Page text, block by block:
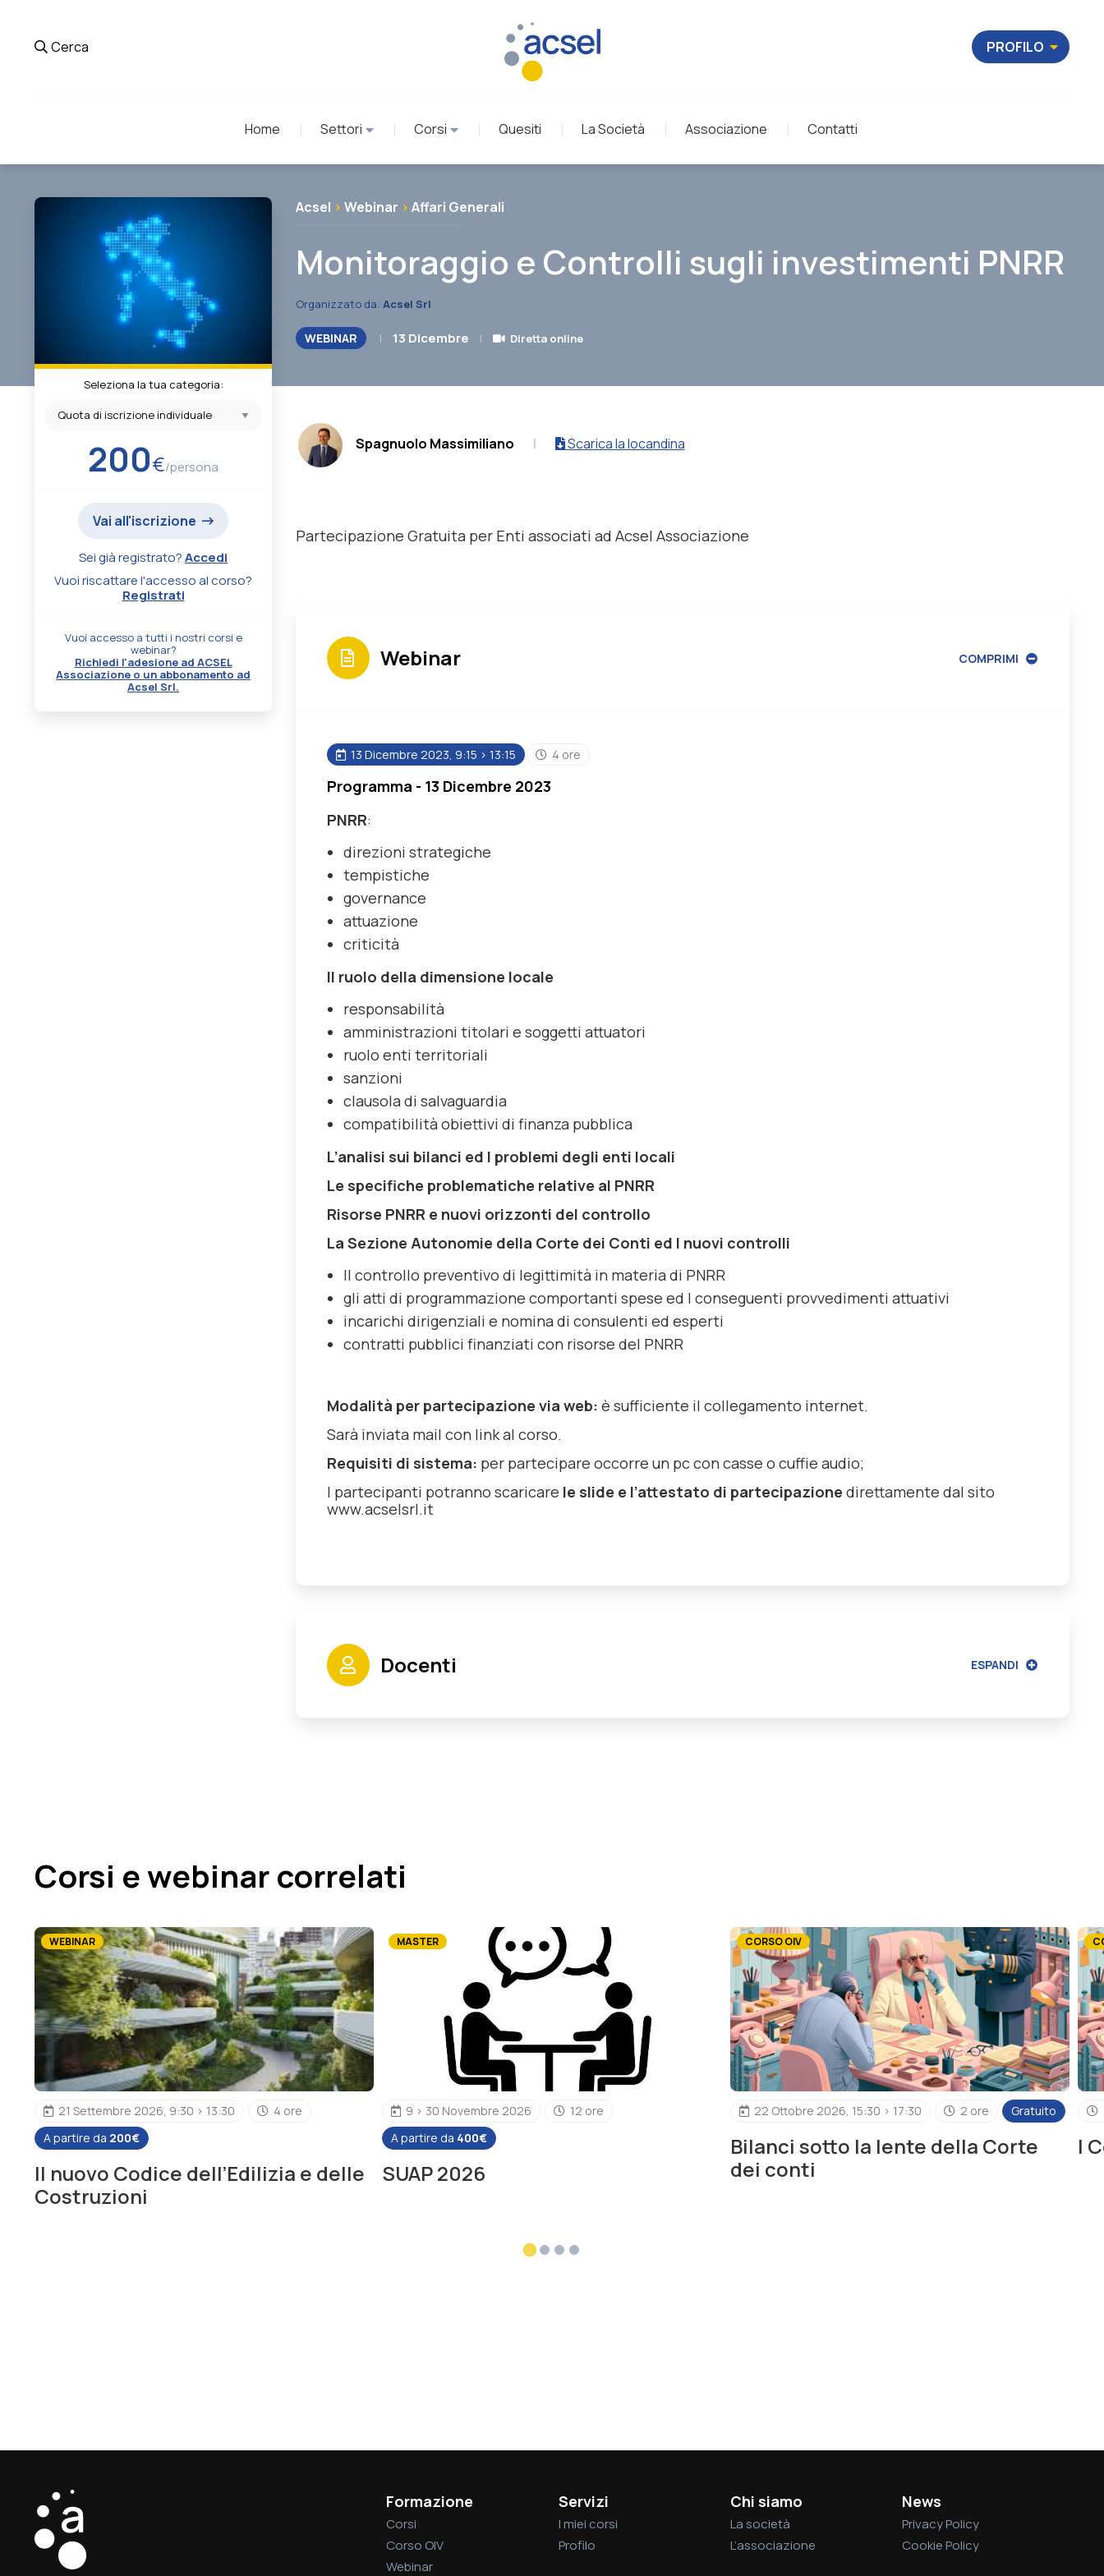
Cerca PROFILO
Home Settori Corsi Quesiti La Società Associazione Contatti
Seleziona la tua categoria:
200€/persona
Vai all'iscrizione
Sei già registrato?Accedi
Vuoi riscattare l'accesso al corso?
Registrati
Vuoi accesso a tutti i nostri corsi e
webinar?
Richiedi l'adesione ad ACSEL
Associazione o un abbonamento ad
Acsel Srl.
Acsel > Webinar > Affari Generali
Monitoraggio e Controlli sugli investimenti PNRR
Organizzato da: Acsel Srl
WEBINAR | 13 Dicembre | Diretta online
Spagnuolo Massimiliano
| Scarica la locandina
Partecipazione Gratuita per Enti associati ad Acsel Associazione
Webinar COMPRIMI
13 Dicembre 2023, 9:15 > 13:15 4 ore
Programma - 13 Dicembre 2023
PNRR:
direzioni strategiche
tempistiche
governance
attuazione
criticità
Il ruolo della dimensione locale
responsabilità
amministrazioni titolari e soggetti attuatori
ruolo enti territoriali
sanzioni
clausola di salvaguardia
compatibilità obiettivi di finanza pubblica
L’analisi sui bilanci ed I problemi degli enti locali
Le specifiche problematiche relative al PNRR
Risorse PNRR e nuovi orizzonti del controllo
La Sezione Autonomie della Corte dei Conti ed I nuovi controlli
Il controllo preventivo di legittimità in materia di PNRR
gli atti di programmazione comportanti spese ed I conseguenti provvedimenti attuativi
incarichi dirigenziali e nomina di consulenti ed esperti
contratti pubblici finanziati con risorse del PNRR
Modalità per partecipazione via web: è sufficiente il collegamento internet.
Sarà inviata mail con link al corso.
Requisiti di sistema: per partecipare occorre un pc con casse o cuffie audio;
I partecipanti potranno scaricare le slide e l’attestato di partecipazione direttamente dal sito
www.acselsrl.it
Docenti ESPANDI
Corsi e webinar correlati
21 Settembre 2026, 9:30 > 13:30
4 ore
A partire da 200€
Il nuovo Codice dell’Edilizia e delle
Costruzioni
WEBINAR
9 > 30 Novembre 2026
12 ore
A partire da 400€
SUAP 2026
MASTER
22 Ottobre 2026, 15:30 > 17:30 2 ore Gratuito
Bilanci sotto la lente della Corte
dei conti
CORSO OIV
I
Formazione
Corsi
Corso OIV
Webinar
Servizi
I miei corsi
Profilo
Chi siamo
La società
L’associazione
News
Privacy Policy
Cookie Policy